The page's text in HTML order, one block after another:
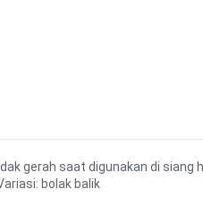
gerah saat digunakan di
bolak balik